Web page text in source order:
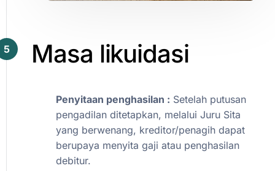
Masa likuidasi
5
Penyitaan penghasilan : Setelah putusan
pengadilan ditetapkan, melalui Juru Sita
yang berwenang, kreditor/penagih dapat
berupaya menyita gaji atau penghasilan
debitur.